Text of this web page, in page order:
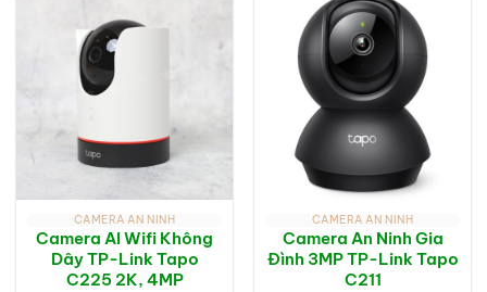
CAMERA AN NINH
Camera AI Wifi Không
Dây TP-Link Tapo
C225 2K, 4MP
CAMERA AN NINH
Camera An Ninh Gia
Đình 3MP TP-Link Tapo
C211